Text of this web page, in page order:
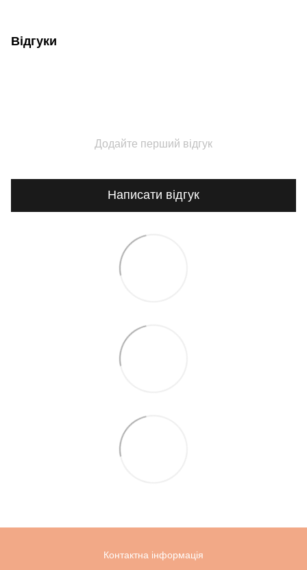
Відгуки
Додайте перший відгук
Написати відгук
Контактна інформація